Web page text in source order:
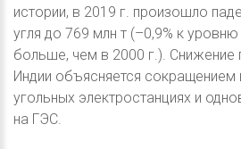
истории, в 2019 г. произошло
угля до 769 млн т (–0,9% к
больше, чем в 2000 г.). Снижение
Индии объясняется сокращением
угольных электростанциях и
на ГЭС.